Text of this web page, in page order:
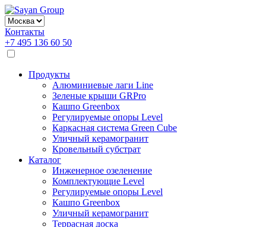
Контакты
+7 495 136 60 50
Продукты
Алюминиевые лаги Line
Зеленые крыши GRPro
Кашпо Greenbox
Регулируемые опоры Level
Каркасная система Green Cube
Уличный керамогранит
Кровельный субстрат
Каталог
Инженерное озеленение
Комплектующие Level
Регулируемые опоры Level
Кашпо Greenbox
Уличный керамогранит
Террасная доска